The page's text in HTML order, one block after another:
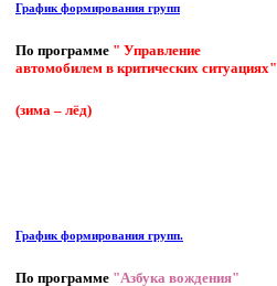
График формирования групп
По программе " Управление
автомобилем в критических ситуациях"
(зима – лёд)
График формирования групп.
По программе "Азбука вождения"